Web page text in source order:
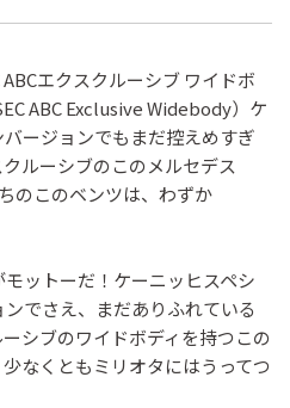
エクスクルーシブ ワイドボ
ABC Exclusive Widebody）ケ
ージョンでもまだ控えめすぎ
ルーシブのこのメルセデス
のこのベンツは、わずか
ットーだ！ケーニッヒスペシ
でさえ、まだありふれている
シブのワイドボディを持つこの
少なくともミリオタにはうってつ